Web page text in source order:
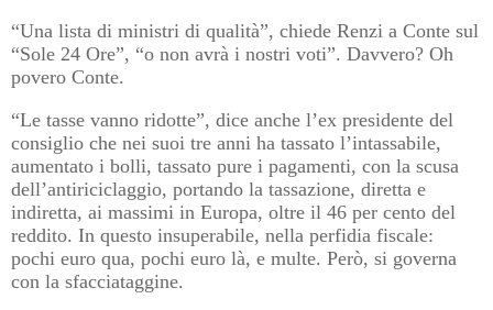
“Una lista di ministri di qualità”, chiede Renzi a Conte sul
“Sole 24 Ore”, “o non avrà i nostri voti”. Davvero? Oh
povero Conte.
“Le tasse vanno ridotte”, dice anche l’ex presidente del
consiglio che nei suoi tre anni ha tassato l’intassabile,
aumentato i bolli, tassato pure i pagamenti, con la scusa
dell’antiriciclaggio, portando la tassazione, diretta e
indiretta, ai massimi in Europa, oltre il 46 per cento del
reddito. In questo insuperabile, nella perfidia fiscale:
pochi euro qua, pochi euro là, e multe. Però, si governa
con la sfacciataggine.